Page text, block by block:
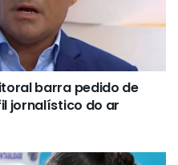
barra pedido de
jornalístico do ar